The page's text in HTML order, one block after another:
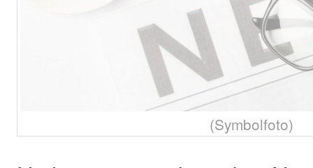
(Symbolfoto)